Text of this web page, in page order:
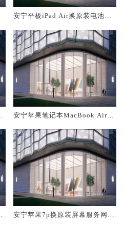
安宁平板iPad Air换原装电池维
安宁苹果笔记本MacBook Air换
安宁苹果7p换原装屏幕服务网点